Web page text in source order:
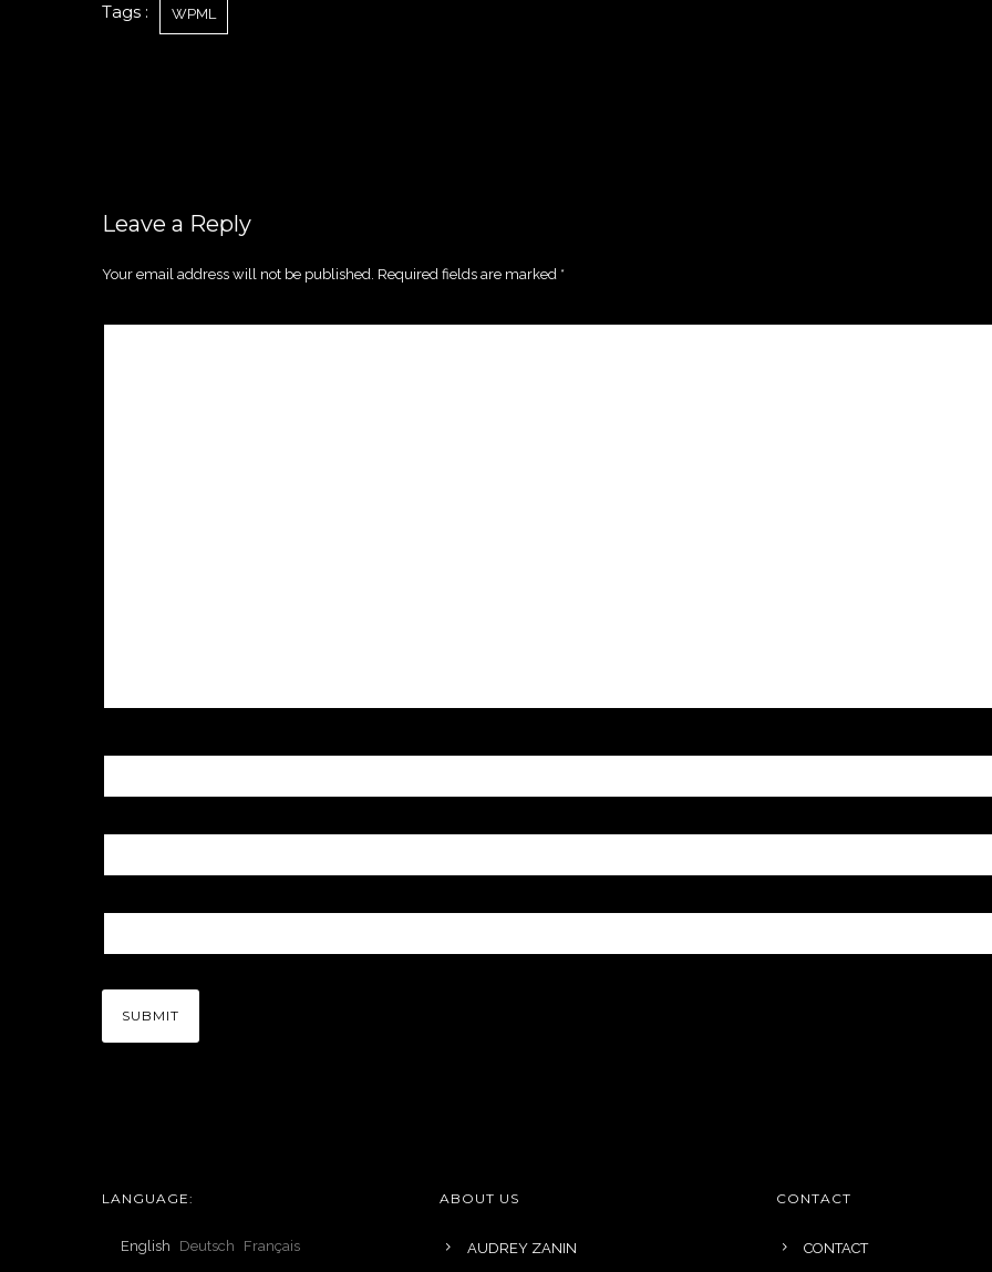
Tags : WPML
Leave a Reply
Your email address will not be published. Required fields are marked *
LANGUAGE:
English Deutsch Français
ABOUT US
AUDREY ZANIN
CONTACT
CONTACT